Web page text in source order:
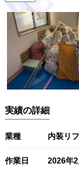
実績の詳細
業種 内装リ
作業日 2026年2